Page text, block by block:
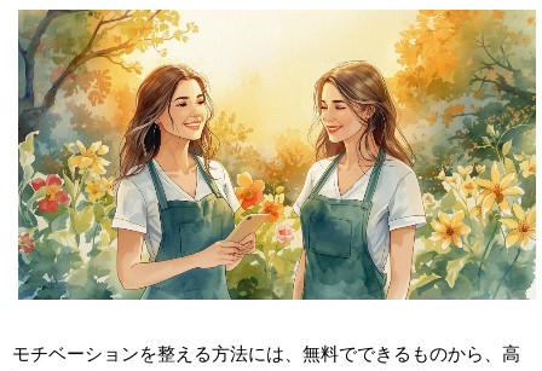
モチベーションを整える方法には、無料でできるものから、高